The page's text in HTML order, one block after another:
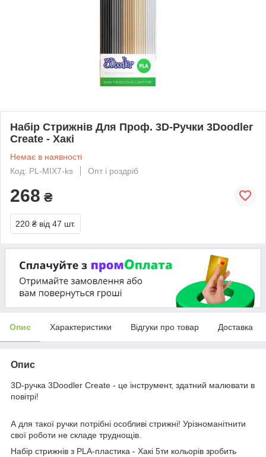
Набір Стрижнів Для Проф. 3D-Ручки 3Doodler
Create - Хакі
Немає в наявності
Код: PL-MIX7-ks
Опт і роздріб
268 ₴
220 ₴ від 47 шт.
Опис Характеристики Відгуки про товар Доставка
Опис
3D-ручка 3Doodler Create - це інструмент, здатний малювати в
повітрі!
А для такої ручки потрібні особливі стрижні! Урізноманітнити
свої роботи не складе труднощів.
Набір стрижнів з PLA-пластика - Хакі 5ти кольорів зробить